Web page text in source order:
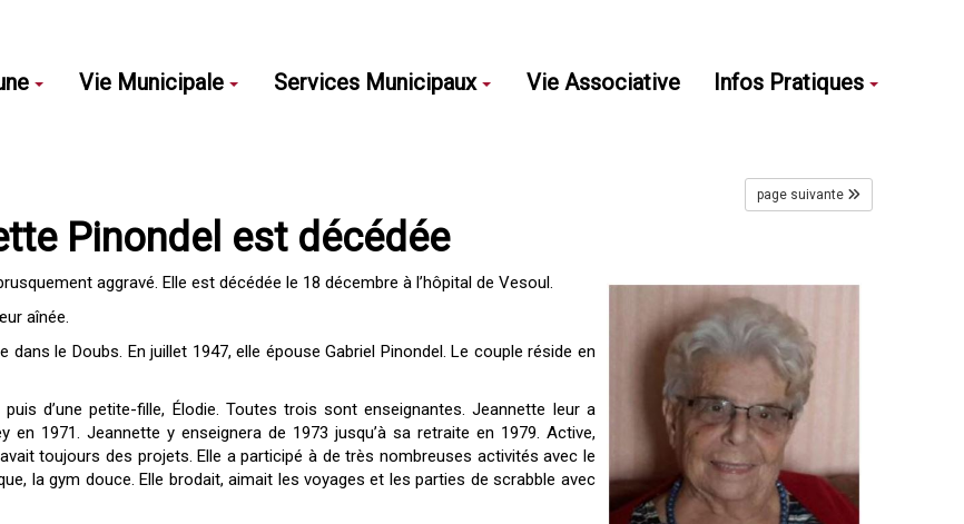
Vie Municipale Services Municipaux Vie Associative Infos Pratiques
page suivante
Pinondel est décédée
aggravé. Elle est décédée le 18 décembre à l’hôpital de Vesoul.
aînée.
le Doubs. En juillet 1947, elle épouse Gabriel Pinondel. Le couple réside en
d’une petite-fille, Élodie. Toutes trois sont enseignantes. Jeannette leur a
1971. Jeannette y enseignera de 1973 jusqu’à sa retraite en 1979. Active,
toujours des projets. Elle a participé à de très nombreuses activités avec le
la gym douce. Elle brodait, aimait les voyages et les parties de scrabble avec